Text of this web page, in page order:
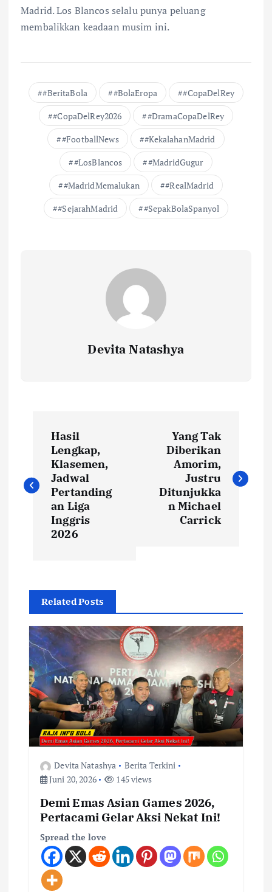
Madrid. Los Blancos selalu punya peluang
membalikkan keadaan musim ini.
#BeritaBola #BolaEropa
#CopaDelRey
#CopaDelRey2026
#DramaCopaDelRey
#FootballNews
#KekalahanMadrid
#LosBlancos
#MadridGugur
#MadridMemalukan
#RealMadrid
#SejarahMadrid
#SepakBolaSpanyol
Devita Natashya
v
p
o
s
Hasil
Lengkap,
Klasemen,
Jadwal
Pertanding
an Liga
Inggris
2026
Yang Tak
Diberikan
Amorim,
Justru
Ditunjukka
n Michael
Carrick
Related Posts
Devita Natashya
Berita Terkini
Juni 20, 2026
145 views
Demi Emas Asian Games 2026,
Pertacami Gelar Aksi Nekat Ini!
Spread the love